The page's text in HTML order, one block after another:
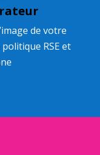
de votre
RSE et